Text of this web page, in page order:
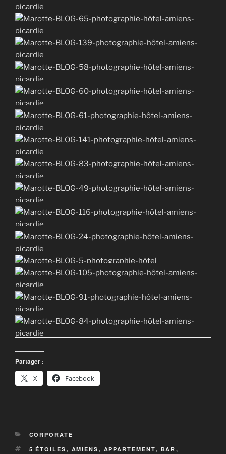
Partager :
X
Facebook
CATÉGORIES
CORPORATE
ÉTIQUETTES
5 ÉTOILES , AMIENS , APPARTEMENT, BAR ,